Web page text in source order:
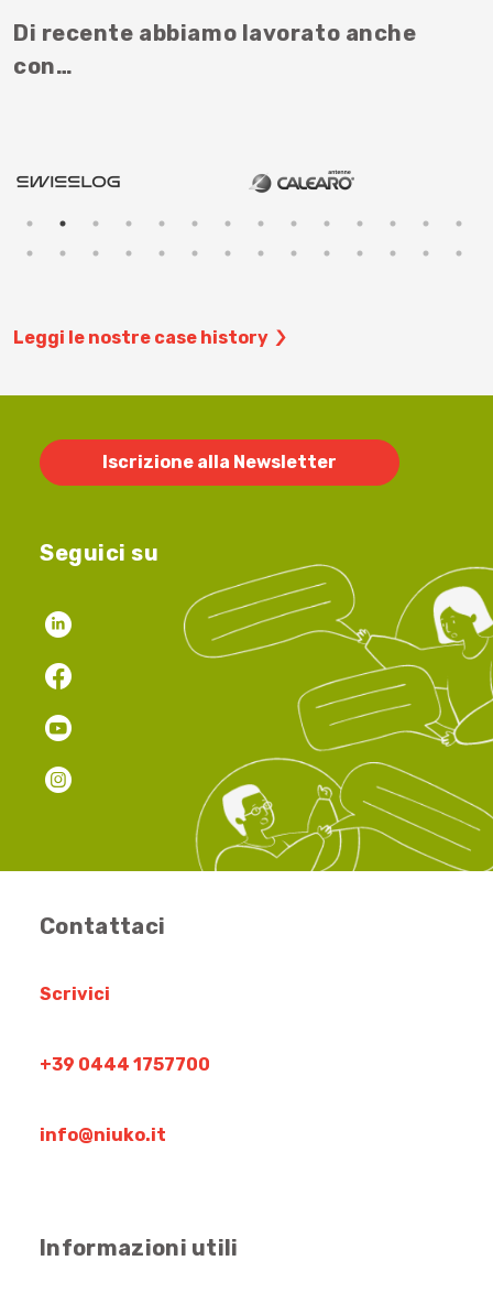
Di recente abbiamo lavorato anche
con…
Leggi le nostre case history
Iscrizione alla Newsletter
Seguici su
Contattaci
Scrivici
+39 0444 1757700
info@niuko.it
Informazioni utili